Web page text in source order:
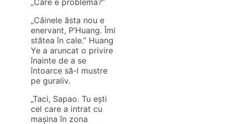
„Câinele ăsta nou e
enervant, P’Huang. Îmi
stătea în cale.” Huang
Ye a aruncat o privire
înainte de a se
întoarce să-l mustre
pe guraliv.
„Taci, Sapao. Tu ești
cel care a intrat cu
mașina în zona